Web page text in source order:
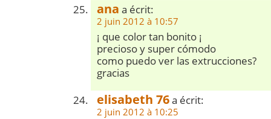
ana a écrit:
2 juin 2012 à 10:57
¡ que color tan bonito ¡
precioso y super cómodo
como puedo ver las extrucciones?
gracias
elisabeth 76a écrit:
2 juin 2012 à 10:25